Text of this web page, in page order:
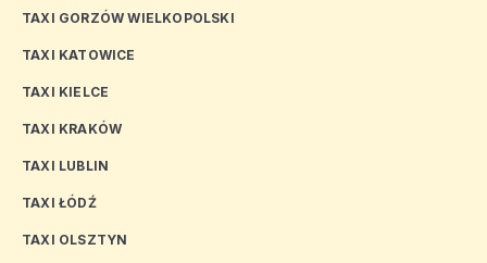
TAXI GORZÓW WIELKOPOLSKI
TAXI KATOWICE
TAXI KIELCE
TAXI KRAKÓW
TAXI LUBLIN
TAXI ŁÓDŹ
TAXI OLSZTYN